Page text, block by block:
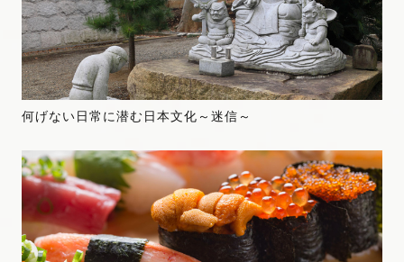
何げない日常に潜む日本文化～迷信～